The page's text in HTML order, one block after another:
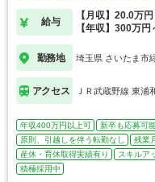
開
給与
【月収】20.0万
【年収】300万
勤務地 埼玉県 さいたま市
アクセス ＪＲ武蔵野線 東浦
年収400万円以上可 新卒も応募可
原則、引越しを伴う転勤なし
残業
産休・育休取得実績有り
スキルア
積極採用中